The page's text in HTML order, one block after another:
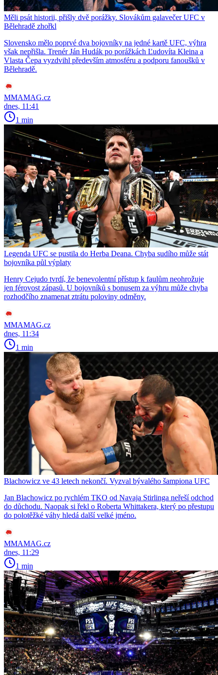
Měli psát historii, přišly dvě porážky. Slovákům galavečer UFC v
Bělehradě zhořkl
Slovensko mělo poprvé dva bojovníky na jedné kartě UFC, výhra
však nepřišla. Trenér Ján Hudák po porážkách Ľudovíta Kleina a
Vlasta Čepa vyzdvihl především atmosféru a podporu fanoušků v
Bělehradě.
MMAMAG.cz
dnes, 11:41
1 min
Legenda UFC se pustila do Herba Deana. Chyba sudího může stát
bojovníka půl výplaty
Henry Cejudo tvrdí, že benevolentní přístup k faulům neohrožuje
jen férovost zápasů. U bojovníků s bonusem za výhru může chyba
rozhodčího znamenat ztrátu poloviny odměny.
MMAMAG.cz
dnes, 11:34
1 min
Blachowicz ve 43 letech nekončí. Vyzval bývalého šampiona UFC
Jan Blachowicz po rychlém TKO od Navaja Stirlinga neřeší odchod
do důchodu. Naopak si řekl o Roberta Whittakera, který po přestupu
do polotěžké váhy hledá další velké jméno.
MMAMAG.cz
dnes, 11:29
1 min